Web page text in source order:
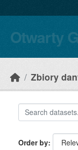
Otwarty
Zbiory
Order by